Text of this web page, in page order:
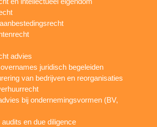
advies
juridisch begeleiden
van bedrijven en reorganisaties
bij ondernemingsvormen (BV,
en due diligence